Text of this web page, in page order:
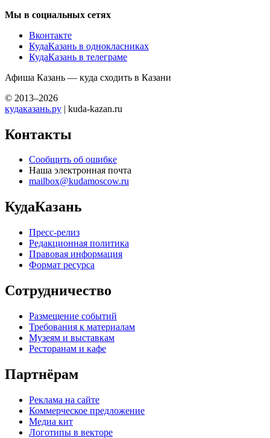
Мы в социальных сетях
Вконтакте
КудаКазань в однокласниках
КудаКазань в телеграме
Афиша Казань — куда сходить в Казани
© 2013–2026
кудаказань.ру | kuda-kazan.ru
Контакты
Сообщить об ошибке
Наша электронная почта
mailbox@kudamoscow.ru
КудаКазань
Пресс-релиз
Редакционная политика
Правовая информация
Формат ресурса
Сотрудничество
Размещение событий
Требования к материалам
Музеям и выставкам
Ресторанам и кафе
Партнёрам
Реклама на сайте
Коммерческое предложение
Медиа кит
Логотипы в векторе